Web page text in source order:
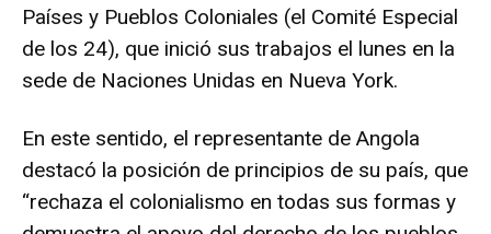
Países y Pueblos Coloniales (el Comité Especial
de los 24), que inició sus trabajos el lunes en la
sede de Naciones Unidas en Nueva York.
En este sentido, el representante de Angola
destacó la posición de principios de su país, que
“rechaza el colonialismo en todas sus formas y